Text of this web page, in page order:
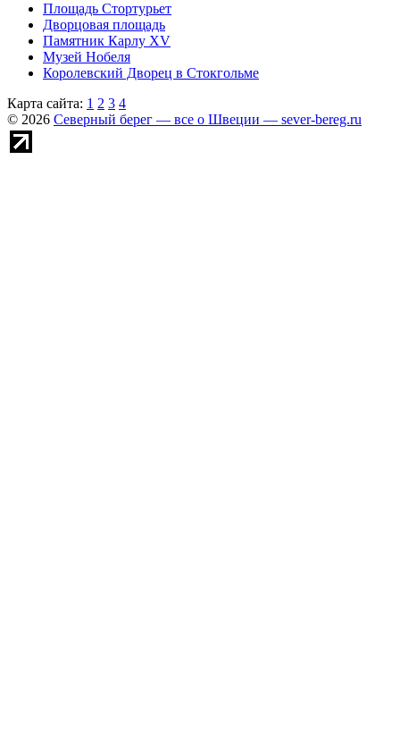
Площадь Стортурьет
Дворцовая площадь
Памятник Карлу XV
Музей Нобеля
Королевский Дворец в Стокгольме
Карта сайта: 1 2 3 4
© 2026 Северный берег — все о Швеции — sever-bereg.ru